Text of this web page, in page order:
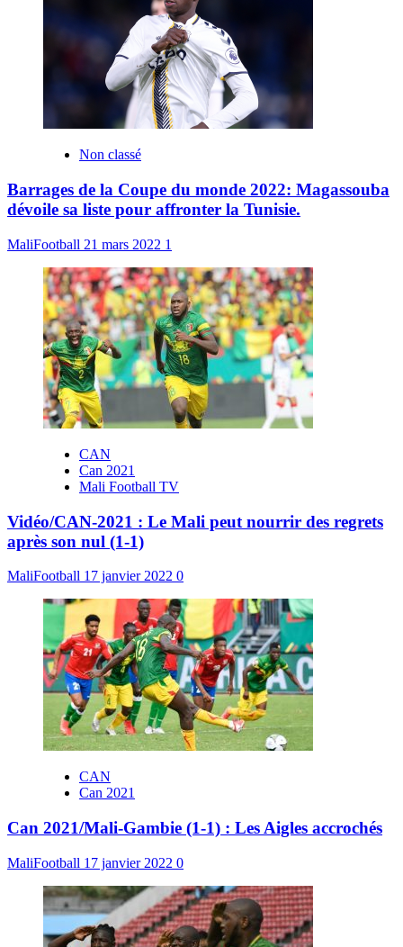
Non classé
Barrages de la Coupe du monde 2022: Magassouba
dévoile sa liste pour affronter la Tunisie.
MaliFootball 21 mars 2022 1
CAN
Can 2021
Mali Football TV
Vidéo/CAN-2021 : Le Mali peut nourrir des regrets
après son nul (1-1)
MaliFootball 17 janvier 2022 0
CAN
Can 2021
Can 2021/Mali-Gambie (1-1) : Les Aigles accrochés
MaliFootball 17 janvier 2022 0